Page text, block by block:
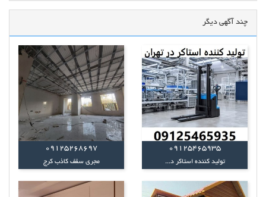
چند آگهی دیگر
09125465935
تولید کننده استاکر د...
09125268697
مجری سقف کاذب کرج